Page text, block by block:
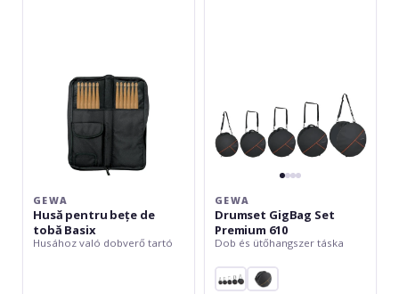
GEWA
Husă pentru bețe de
tobă Basix
Husához való dobverő tartó
GEWA
Drumset GigBag Set
Premium 610
Dob és ütőhangszer táska